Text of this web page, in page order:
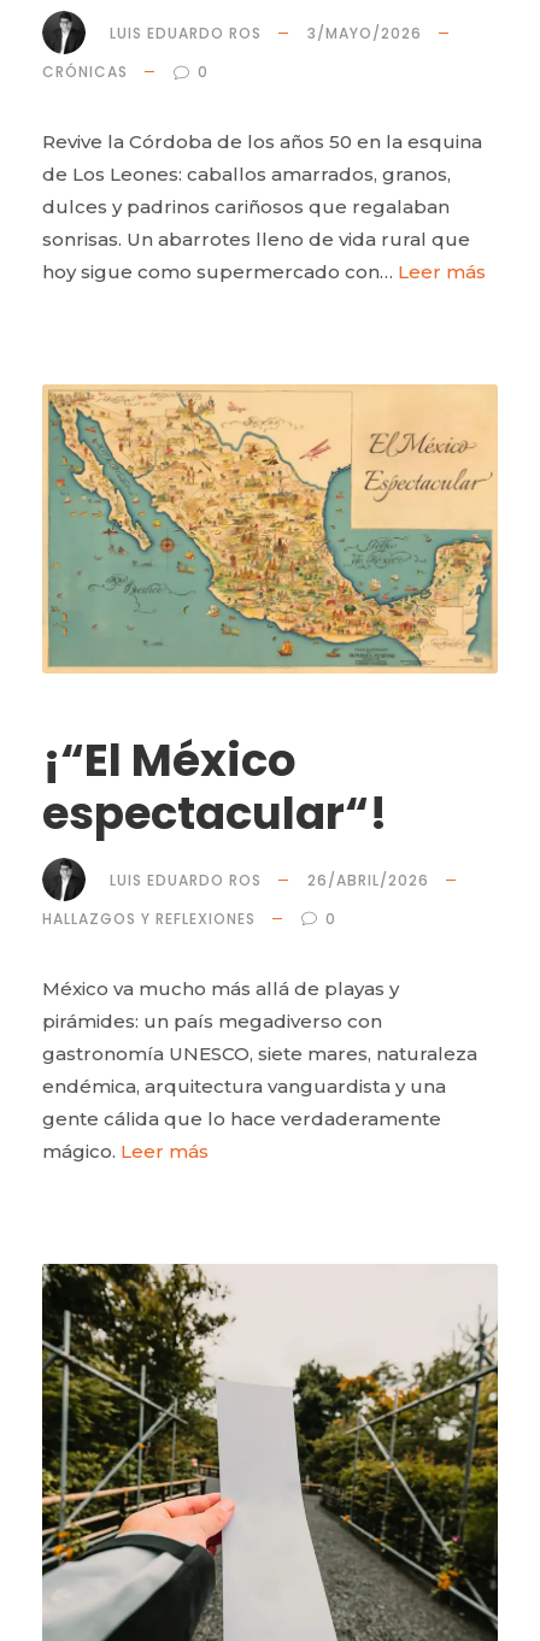
LUIS EDUARDO ROS
3/MAYO/2026
CRÓNICAS
0
Revive la Córdoba de los años 50 en la esquina
de Los Leones: caballos amarrados, granos,
dulces y padrinos cariñosos que regalaban
sonrisas. Un abarrotes lleno de vida rural que
hoy sigue como supermercado con… Leer más
¡“El México
espectacular“!
LUIS EDUARDO ROS
26/ABRIL/2026
HALLAZGOS Y REFLEXIONES
0
México va mucho más allá de playas y
pirámides: un país megadiverso con
gastronomía UNESCO, siete mares, naturaleza
endémica, arquitectura vanguardista y una
gente cálida que lo hace verdaderamente
mágico. Leer más